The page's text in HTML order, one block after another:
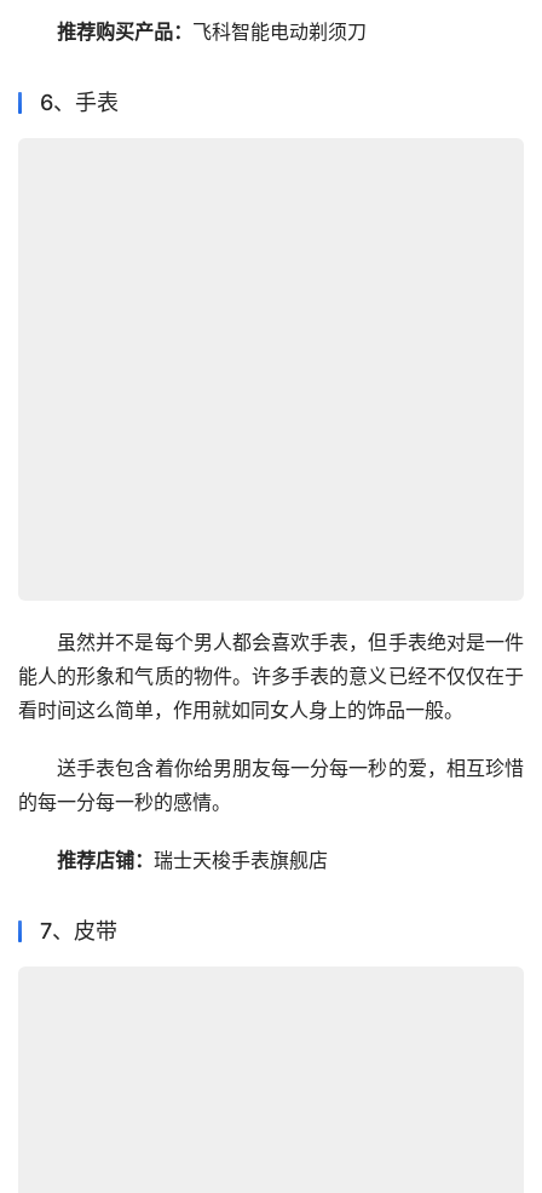
推荐购买产品： 飞科智能电动剃须刀
6、手表
虽然并不是每个男人都会喜欢手表，但手表绝对是一件
能人的形象和气质的物件。许多手表的意义已经不仅仅在于
看时间这么简单，作用就如同女人身上的饰品一般。
送手表包含着你给男朋友每一分每一秒的爱，相互珍惜
的每一分每一秒的感情。
推荐店铺： 瑞士天梭手表旗舰店
7、皮带